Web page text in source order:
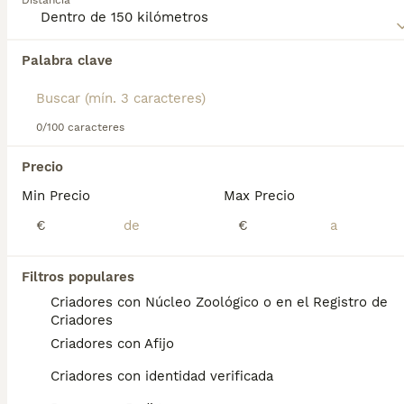
Palabra clave
0/100 caracteres
Precio
Min Precio
€
Max Precio
€
Filtros populares
Criadores con Núcleo Zoológico o en el Registro de
Criadores
Criadores con Afijo
Criadores con identidad verificada
Encontramos 0 Braco Húngaro de Pelo Duro
Si deseas exactamente esta búsqueda guarda tu
búsqueda y espera el resultado perfecto:
Preguntas frecuentes
¿Cuál es la diferencia entre
el Vizsla de pelo duro y el
Vizsla húngaro?
El Vizsla de pelo corto es la más común de